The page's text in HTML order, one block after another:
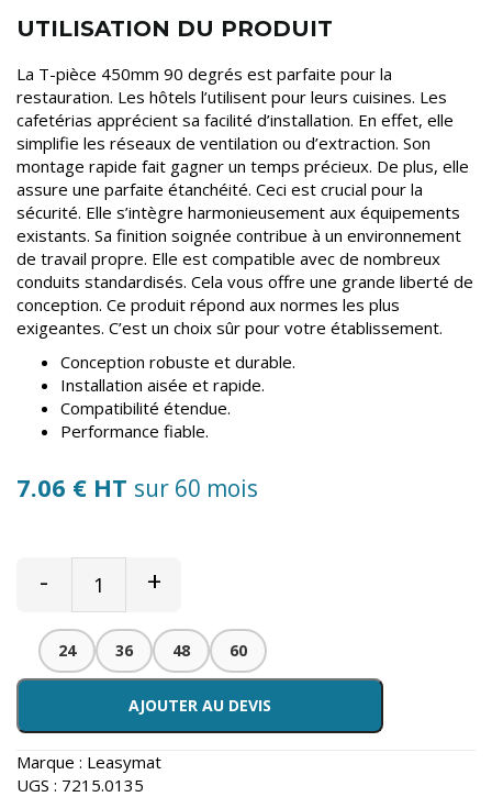
UTILISATION DU PRODUIT
La T-pièce 450mm 90 degrés est parfaite pour la
restauration. Les hôtels l’utilisent pour leurs cuisines. Les
cafetérias apprécient sa facilité d’installation. En effet, elle
simplifie les réseaux de ventilation ou d’extraction. Son
montage rapide fait gagner un temps précieux. De plus, elle
assure une parfaite étanchéité. Ceci est crucial pour la
sécurité. Elle s’intègre harmonieusement aux équipements
existants. Sa finition soignée contribue à un environnement
de travail propre. Elle est compatible avec de nombreux
conduits standardisés. Cela vous offre une grande liberté de
conception. Ce produit répond aux normes les plus
exigeantes. C’est un choix sûr pour votre établissement.
Conception robuste et durable.
Installation aisée et rapide.
Compatibilité étendue.
Performance fiable.
7.06 € HT sur 60 mois
- +
24 36 48 60
AJOUTER AU DEVIS
Marque : Leasymat
UGS : 7215.0135